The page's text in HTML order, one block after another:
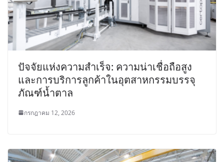
ปัจจัยแห่งความสำเร็จ: ความน่าเชื่อถือสูง
และการบริการลูกค้าในอุตสาหกรรมบรรจุ
ภัณฑ์น้ำตาล
กรกฎาคม 12, 2026